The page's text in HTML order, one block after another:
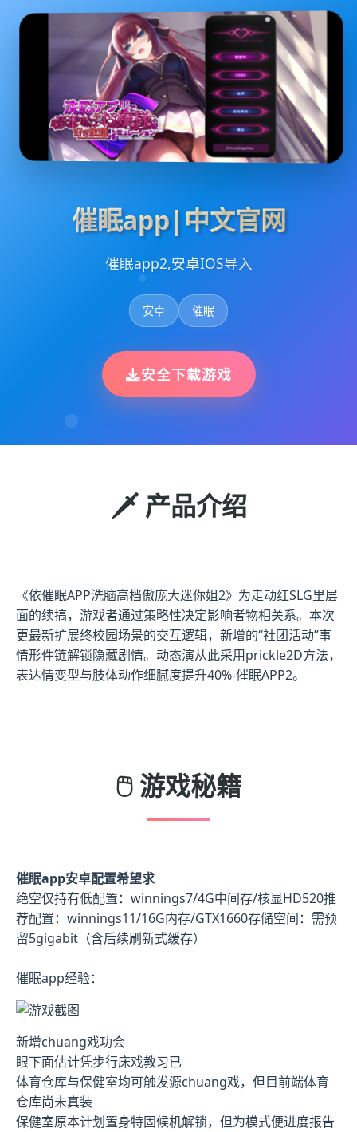
催眠app|中文官网
催眠app2,安卓IOS导入
安卓 催眠
安全下载游戏
🗡️ 产品介绍
《依催眠APP洗脑高档傲庞大迷你姐2》为走动红SLG里层
面的续搞，游戏者通过策略性决定影响者物相关系。本次
更最新扩展终校园场景的交互逻辑，新增的“社团活动”事
情形件链解锁隐藏剧情。动态演从此采用prickle2D方法，
表达情变型与肢体动作细腻度提升40%-催眠APP2。
🖱️ 游戏秘籍
催眠app安卓配置希望求
​绝空仅持有低配置​​：winnings7/4G中间存/核显HD520​推
荐配置​​：winnings11/16G内存/GTX1660​存储空间​​：需预
留5gigabit（含后续刷新式缓存）
催眠app经验：
新增chuang戏功会
眼下面估计凭步行床戏教习已
体育仓库与保健室均可触发源chuang戏，但目前端体育
仓库尚未真装
保健室原本计划置身特固候机解锁，但为模式便进度报告